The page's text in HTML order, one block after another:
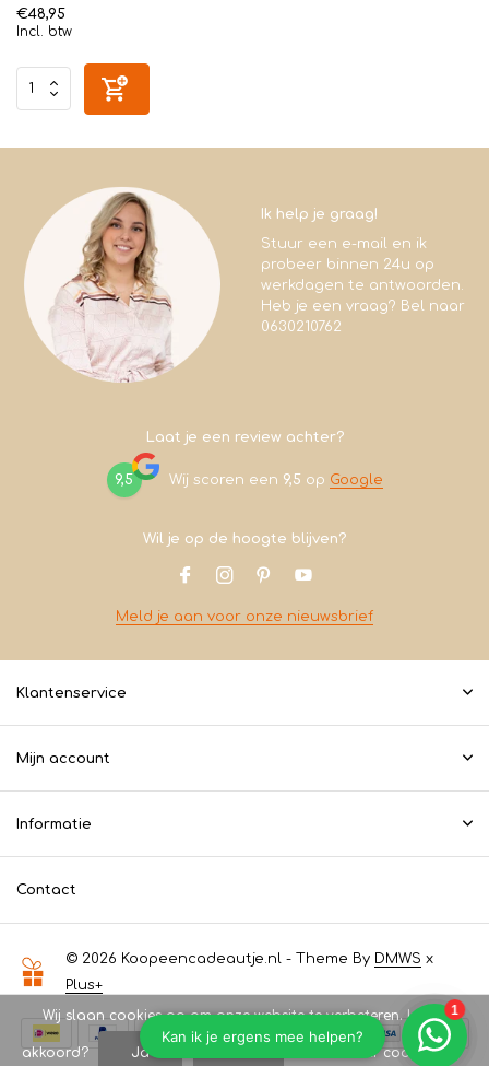
€48,95
Incl. btw
Ik help je graag!
Stuur een e-mail en ik
probeer binnen 24u op
werkdagen te antwoorden.
Heb je een vraag? Bel naar
0630210762
Laat je een review achter?
9,5 Wij scoren een 9,5 op Google
Wil je op de hoogte blijven?
Meld je aan voor onze nieuwsbrief
Klantenservice
Mijn account
Informatie
Contact
© 2026 Koopeencadeautje.nl - Theme By DMWS x
Plus+
Wij slaan cookies op om onze website te verbeteren. Is dat
akkoord? Ja Meer over cookies »